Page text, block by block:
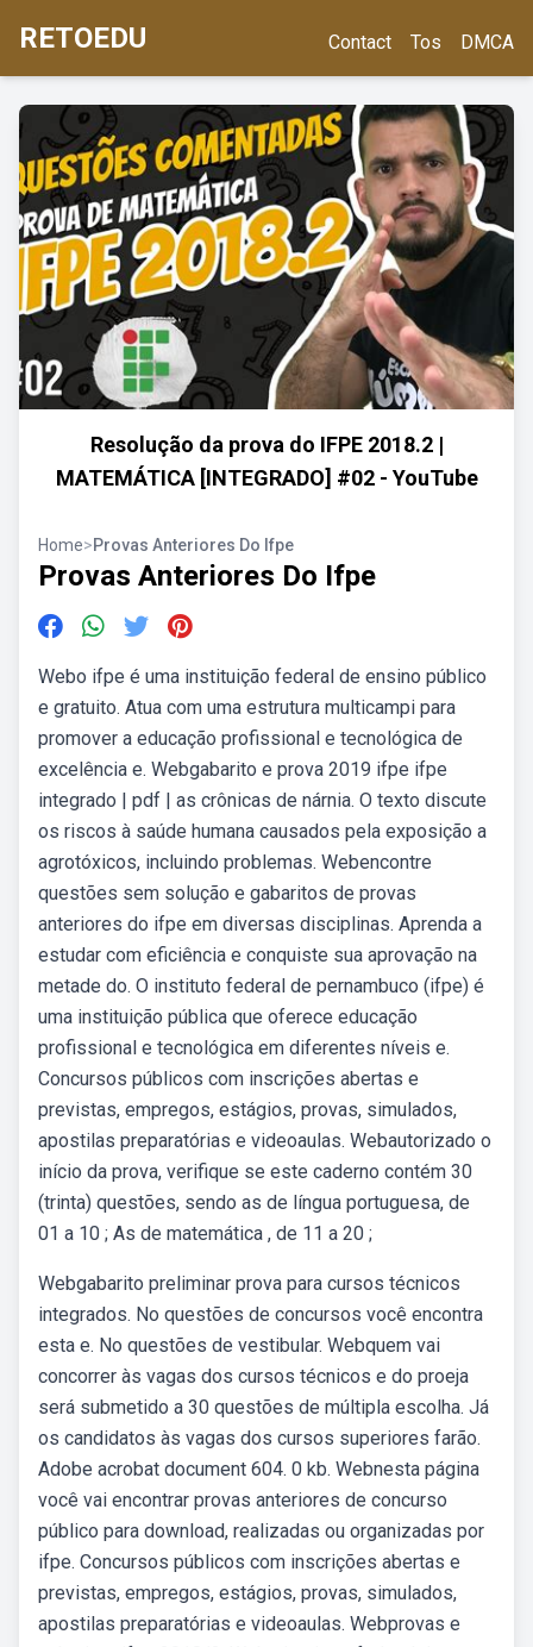
RETOEDU Contact Tos DMCA
Resolução da prova do IFPE 2018.2 |
MATEMÁTICA [INTEGRADO] #02 - YouTube
Home>Provas Anteriores Do Ifpe
Provas Anteriores Do Ifpe
Webo ifpe é uma instituição federal de ensino público
e gratuito. Atua com uma estrutura multicampi para
promover a educação profissional e tecnológica de
excelência e. Webgabarito e prova 2019 ifpe ifpe
integrado | pdf | as crônicas de nárnia. O texto discute
os riscos à saúde humana causados pela exposição a
agrotóxicos, incluindo problemas. Webencontre
questões sem solução e gabaritos de provas
anteriores do ifpe em diversas disciplinas. Aprenda a
estudar com eficiência e conquiste sua aprovação na
metade do. O instituto federal de pernambuco (ifpe) é
uma instituição pública que oferece educação
profissional e tecnológica em diferentes níveis e.
Concursos públicos com inscrições abertas e
previstas, empregos, estágios, provas, simulados,
apostilas preparatórias e videoaulas. Webautorizado o
início da prova, verifique se este caderno contém 30
(trinta) questões, sendo as de língua portuguesa, de
01 a 10 ; As de matemática , de 11 a 20 ;
Webgabarito preliminar prova para cursos técnicos
integrados. No questões de concursos você encontra
esta e. No questões de vestibular. Webquem vai
concorrer às vagas dos cursos técnicos e do proeja
será submetido a 30 questões de múltipla escolha. Já
os candidatos às vagas dos cursos superiores farão.
Adobe acrobat document 604. 0 kb. Webnesta página
você vai encontrar provas anteriores de concurso
público para download, realizadas ou organizadas por
ifpe. Concursos públicos com inscrições abertas e
previstas, empregos, estágios, provas, simulados,
apostilas preparatórias e videoaulas. Webprovas e